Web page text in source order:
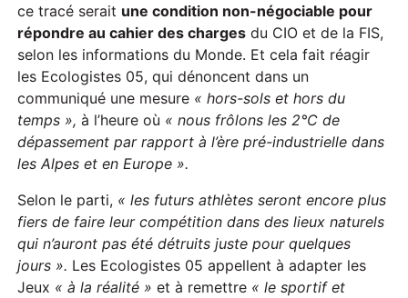
ce tracé serait une condition non-négociable pour
répondre au cahier des charges du CIO et de la FIS,
selon les informations du Monde. Et cela fait réagir
les Ecologistes 05, qui dénoncent dans un
communiqué une mesure « hors-sols et hors du
temps », à l’heure où « nous frôlons les 2°C de
dépassement par rapport à l’ère pré-industrielle dans
les Alpes et en Europe ».
Selon le parti, « les futurs athlètes seront encore plus
fiers de faire leur compétition dans des lieux naturels
qui n’auront pas été détruits juste pour quelques
jours ». Les Ecologistes 05 appellent à adapter les
Jeux « à la réalité » et à remettre « le sportif et